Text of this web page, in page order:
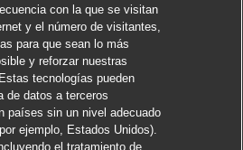
con la que se visitan
y el número de visitantes,
para que sean lo más
y reforzar nuestras
tecnologías pueden
de datos a terceros
países sin un nivel adecuado
ejemplo, Estados Unidos).
el tratamiento de